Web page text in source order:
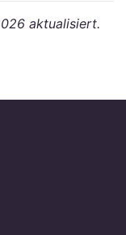
aktualisiert.